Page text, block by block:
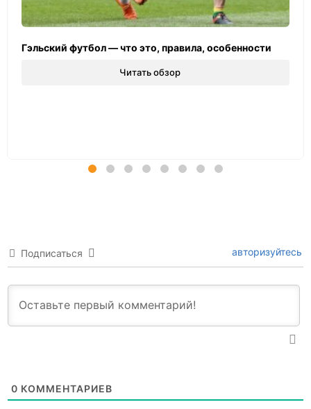
Гэльский футбол — что это, правила, особенности
Читать обзор
Подписаться авторизуйтесь
0 КОММЕНТАРИЕВ